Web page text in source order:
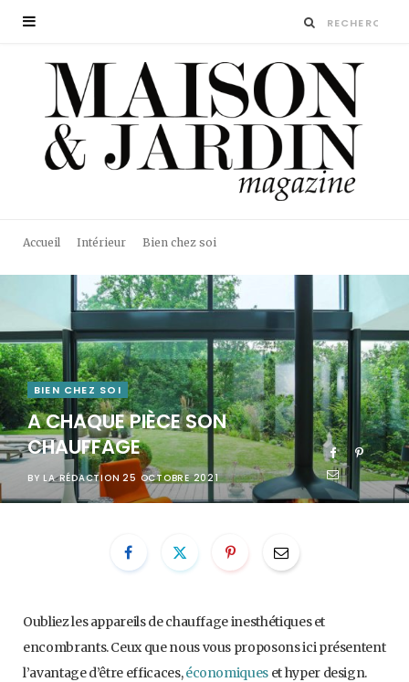
Accueil Intérieur Bien chez soi
BIEN CHEZ SOI
A CHAQUE PIÈCE SON
CHAUFFAGE
BY LA RÉDACTION 25 OCTOBRE 2021
Oubliez les appareils de chauffage inesthétiques et
encombrants. Ceux que nous vous proposons ici présentent
l’avantage d’être efficaces,économiques et hyper design.